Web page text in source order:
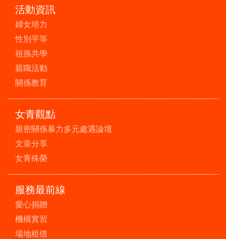
活動資訊
婦女培力
性別平等
祖孫共學
親職活動
關係教育
女青觀點
親密關係暴力多元處遇論壇
文章分享
女青殊榮
服務最前線
愛心捐贈
機構實習
場地租借